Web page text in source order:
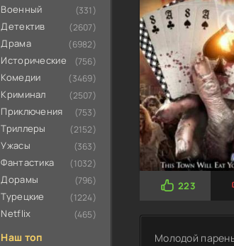
Военный (331)
Детектив (2607)
Драма (6982)
Исторические (756)
Комедии (3469)
Криминал (2507)
Приключения (753)
Триллеры (2152)
Ужасы (363)
Фантастика (1032)
Дорамы (796)
Турецкие (1224)
Netflix (465)
Наш топ
223
Молодой